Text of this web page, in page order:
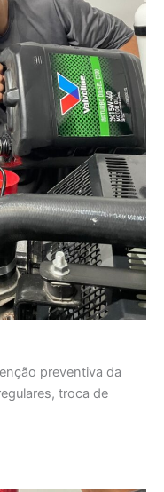
preventiva da
troca de